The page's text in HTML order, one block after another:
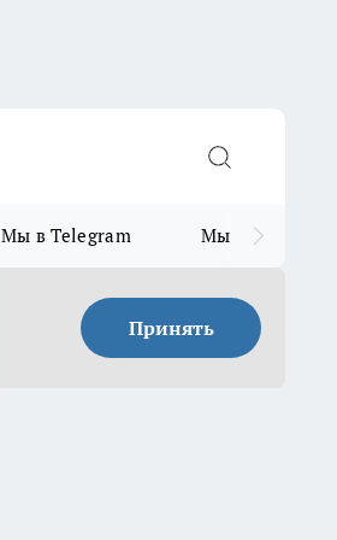
Мы в Telegram Мы в MAX
Принять